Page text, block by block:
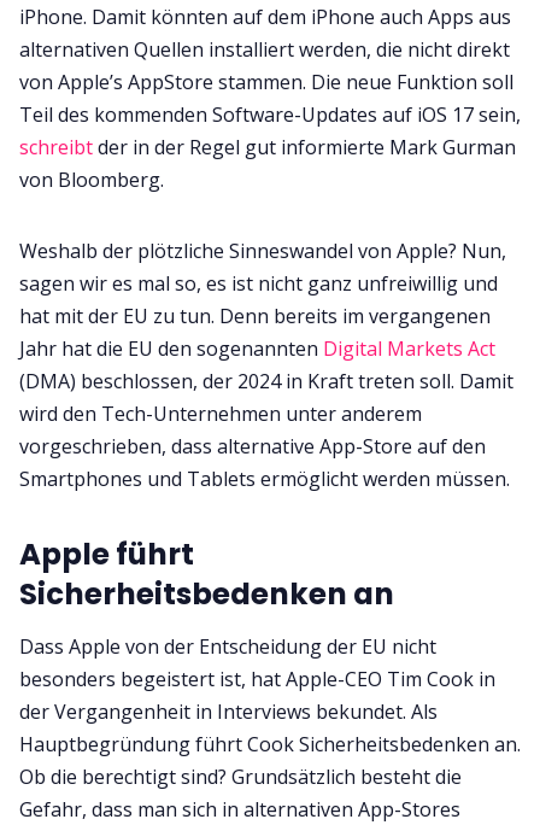
iPhone. Damit könnten auf dem iPhone auch Apps aus
alternativen Quellen installiert werden, die nicht direkt
von Apple’s AppStore stammen. Die neue Funktion soll
Teil des kommenden Software-Updates auf iOS 17 sein,
schreibtder in der Regel gut informierte Mark Gurman
von Bloomberg.
Weshalb der plötzliche Sinneswandel von Apple? Nun,
sagen wir es mal so, es ist nicht ganz unfreiwillig und
hat mit der EU zu tun. Denn bereits im vergangenen
Jahr hat die EU den sogenannten Digital Markets Act
(DMA) beschlossen, der 2024 in Kraft treten soll. Damit
wird den Tech-Unternehmen unter anderem
vorgeschrieben, dass alternative App-Store auf den
Smartphones und Tablets ermöglicht werden müssen.
Apple führt
Sicherheitsbedenken an
Dass Apple von der Entscheidung der EU nicht
besonders begeistert ist, hat Apple-CEO Tim Cook in
der Vergangenheit in Interviews bekundet. Als
Hauptbegründung führt Cook Sicherheitsbedenken an.
Ob die berechtigt sind? Grundsätzlich besteht die
Gefahr, dass man sich in alternativen App-Stores